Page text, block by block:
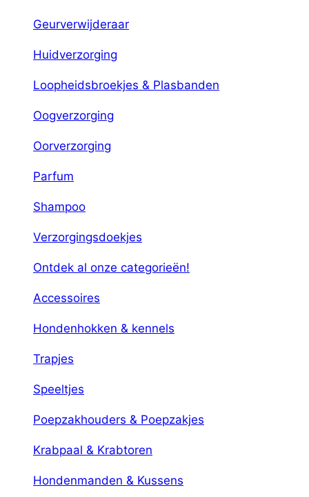
Geurverwijderaar
Huidverzorging
Loopheidsbroekjes & Plasbanden
Oogverzorging
Oorverzorging
Parfum
Shampoo
Verzorgingsdoekjes
Ontdek al onze categorieën!
Accessoires
Hondenhokken & kennels
Trapjes
Speeltjes
Poepzakhouders & Poepzakjes
Krabpaal & Krabtoren
Hondenmanden & Kussens